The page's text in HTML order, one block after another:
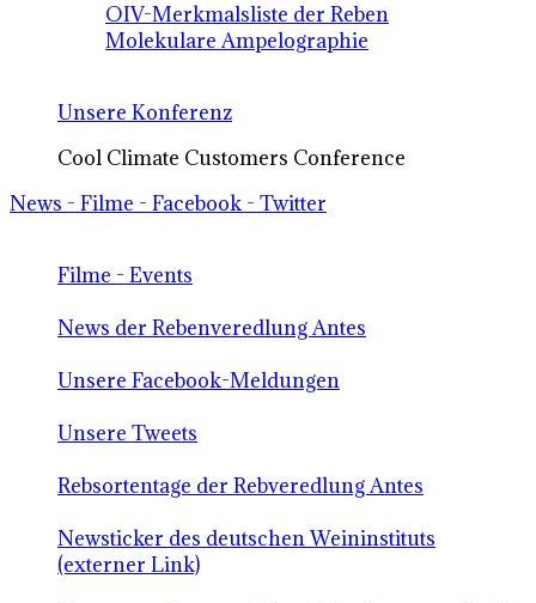
OIV-Merkmalsliste der Reben
Molekulare Ampelographie
Unsere Konferenz
Cool Climate Customers Conference
News - Filme - Facebook - Twitter
Filme - Events
News der Rebenveredlung Antes
Unsere Facebook-Meldungen
Unsere Tweets
Rebsortentage der Rebveredlung Antes
Newsticker des deutschen Weininstituts
(externer Link)